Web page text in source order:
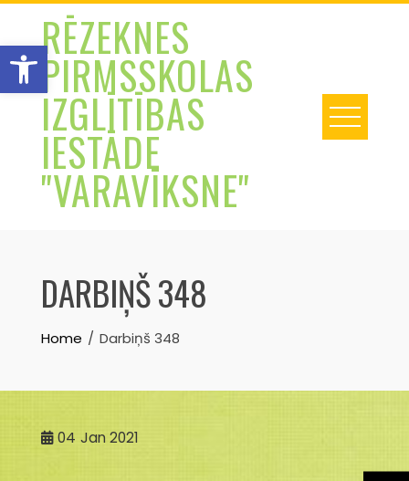
Open toolbar
Skip
contentRĒZEKNES
PIRMSSKOLAS
IZGLĪTĪBAS
IESTĀDE
"VARAVĪKSNE"
DARBIŅŠ 348
Home Darbiņš 348
04 Jan 2021